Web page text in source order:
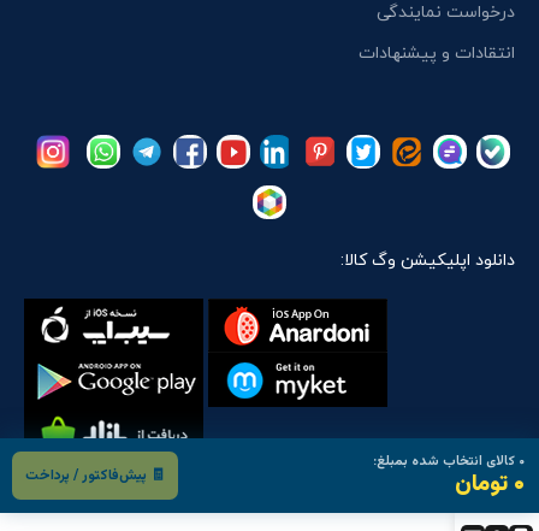
۰ کالای انتخاب شده بمبلغ:
۰ تومان 🧾 پیش‌فاکتور / پرداخت
درخواست نمایندگی
انتقادات و پیشنهادات
دانلود اپلیکیشن وگ کالا:
تمام حقوق مادی و معنوی این سایت متعلق است به:وگ کالا